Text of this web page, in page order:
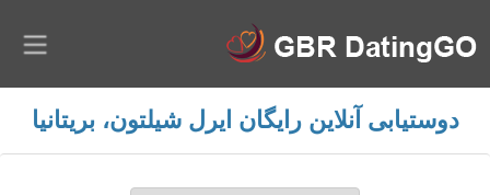
دوستیابی آنلاین رایگان ایرل شیلتون، بریتانیا